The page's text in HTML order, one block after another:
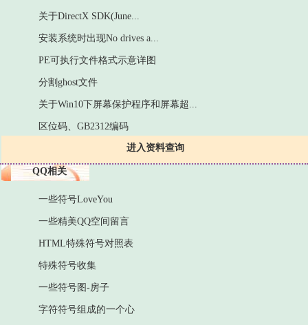
进入资料查询
关于DirectX SDK(June...
安装系统时出现No drives a...
PE可执行文件格式示意详图
分割ghost文件
关于Win10下屏幕保护程序和屏幕超...
区位码、GB2312编码
QQ相关
一些符号LoveYou
一些精美QQ空间留言
HTML特殊符号对照表
特殊符号收集
一些符号图-房子
字符符号组成的一个心